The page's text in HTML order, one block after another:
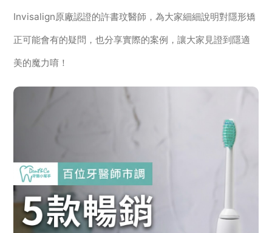
Invisalign原廠認證的許書玟醫師，為大家細細說明對隱形矯
正可能會有的疑問，也分享實際的案例，讓大家見證到隱適
美的魔力唷！